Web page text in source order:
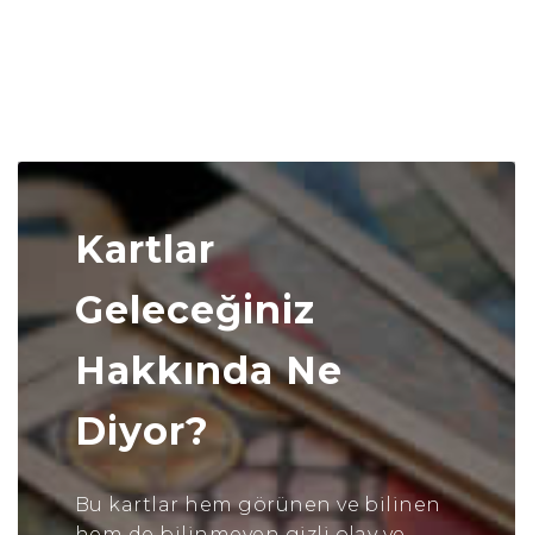
Kartlar
Geleceğiniz
Hakkında Ne
Diyor?
Bu kartlar hem görünen ve bilinen